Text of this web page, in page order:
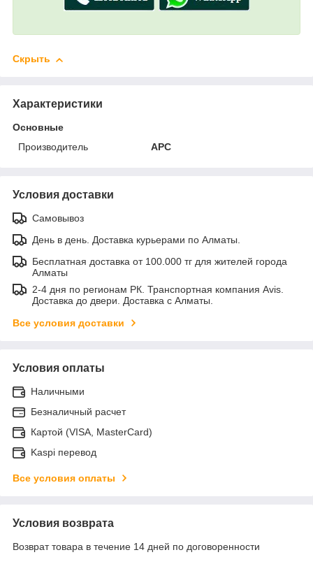
Скрыть
Характеристики
Основные
Производитель
APC
Условия доставки
Самовывоз
День в день. Доставка курьерами по Алматы.
Бесплатная доставка от 100.000 тг для жителей города
Алматы
2-4 дня по регионам РК. Транспортная компания Avis.
Доставка до двери. Доставка с Алматы.
Все условия доставки
Условия оплаты
Наличными
Безналичный расчет
Картой (VISA, MasterCard)
Kaspi перевод
Все условия оплаты
Условия возврата
Возврат товара в течение 14 дней по договоренности